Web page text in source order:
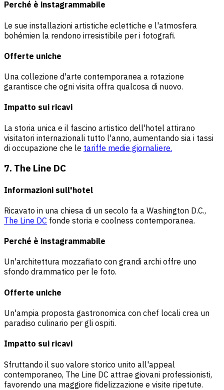
Perché è instagrammabile
Le sue installazioni artistiche eclettiche e l'atmosfera
bohémien la rendono irresistibile per i fotografi.
Offerte uniche
Una collezione d'arte contemporanea a rotazione
garantisce che ogni visita offra qualcosa di nuovo.
Impatto sui ricavi
La storia unica e il fascino artistico dell'hotel attirano
visitatori internazionali tutto l'anno, aumentando sia i tassi
di occupazione che le tariffe medie giornaliere.
7. The Line DC
Informazioni sull'hotel
Ricavato in una chiesa di un secolo fa a Washington D.C.,
The Line DC fonde storia e coolness contemporanea.
Perché è instagrammabile
Un'architettura mozzafiato con grandi archi offre uno
sfondo drammatico per le foto.
Offerte uniche
Un'ampia proposta gastronomica con chef locali crea un
paradiso culinario per gli ospiti.
Impatto sui ricavi
Sfruttando il suo valore storico unito all'appeal
contemporaneo, The Line DC attrae giovani professionisti,
favorendo una maggiore fidelizzazione e visite ripetute.